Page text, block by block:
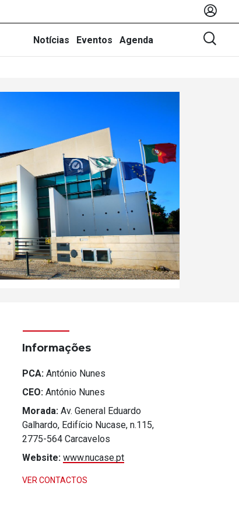
Notícias Eventos Agenda
Informações
PCA: António Nunes
CEO: António Nunes
Morada: Av. General Eduardo
Galhardo, Edifício Nucase, n.115,
2775-564 Carcavelos
Website: www.nucase.pt
VER CONTACTOS